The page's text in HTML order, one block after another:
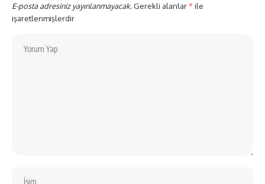
E-posta adresiniz yayınlanmayacak. Gerekli alanlar*ile
işaretlenmişlerdir